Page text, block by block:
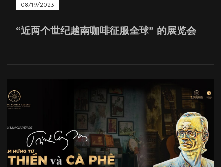
08/19/2023
“近两个世纪越南咖啡征服全球” 的展览会